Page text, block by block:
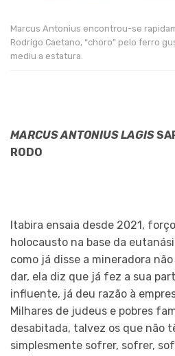
Marcus Antonius encontrou-se
Rodrigo Caetano, “choro” pelo ferro
mediu a estatura.
MARCUS ANTONIUS LAGIS
RODO
Itabira ensaia desde 2021,
holocausto na base da
como já disse a mineradora
dar, ela diz que já fez a sua
influente, já deu razão à
Milhares de judeus e pobres
desabitada, talvez os que não
simplesmente sofrer, sofrer,